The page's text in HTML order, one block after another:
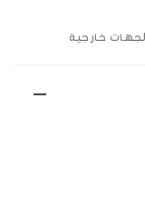
لجهات خارجية